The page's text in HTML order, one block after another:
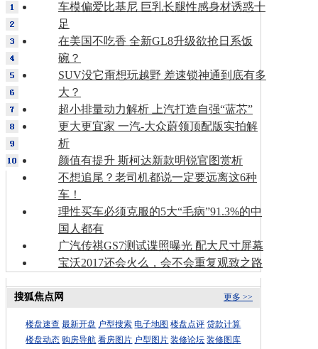
车模偏爱比基尼 巨乳长腿性感身材诱惑十
足
在美国不吃香 全新GL8升级欲抢日系饭
碗？
SUV没它甭想玩越野 差速锁神通到底有多
大？
超小排量动力解析 上汽打造自强“蓝芯”
更大更宜家 一汽-大众蔚领顶配版实拍解
析
颜值有提升 斯柯达新款明锐官图赏析
不想追尾？老司机都说一定要远离这6种
车！
理性买车必须克服的5大“毛病”91.3%的中
国人都有
广汽传祺GS7测试谍照曝光 配大尺寸屏幕
宝沃2017还会火么，会不会重复观致之路
更多 >>
搜狐焦点网
楼盘速查 最新开盘 户型搜索 电子地图 楼盘点评 贷款计算
楼盘动态 购房导航 看房图片 户型图片 装修论坛 装修图库